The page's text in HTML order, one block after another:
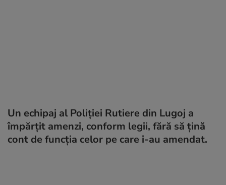
Un echipaj al Poliţiei Rutiere din Lugoj a
împărţit amenzi, conform legii, fără să țină
cont de funcţia celor pe care i-au amendat.